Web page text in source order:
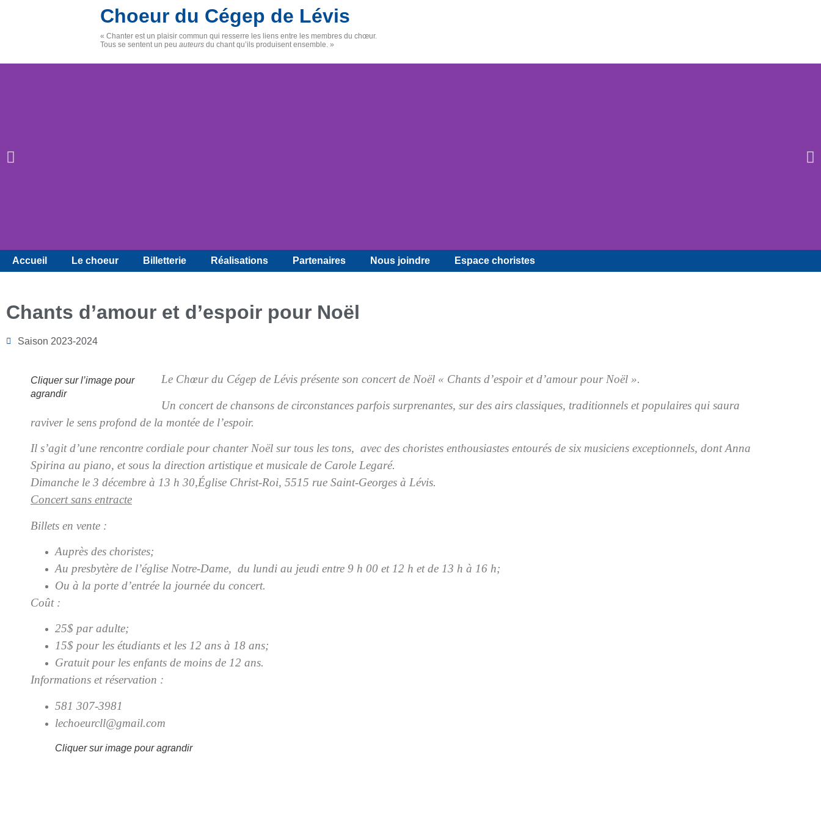
Choeur du Cégep de Lévis
« Chanter est un plaisir commun qui resserre les liens entre les membres du chœur.
Tous se sentent un peu auteursdu chant qu’ils produisent ensemble. »
Accueil Le choeur Billetterie Réalisations Partenaires Nous joindre Espace choristes
Chants d’amour et d’espoir pour Noël
Saison 2023-2024
Cliquer sur l’image pour
agrandir
Le Chœur du Cégep de Lévis présente son concert de Noël « Chants d’espoir et d’amour pour Noël ».
Un concert de chansons de circonstances parfois surprenantes, sur des airs classiques, traditionnels et populaires qui saura
raviver le sens profond de la montée de l’espoir.
Il s’agit d’une rencontre cordiale pour chanter Noël sur tous les tons, avec des choristes enthousiastes entourés de six musiciens exceptionnels, dont Anna
Spirina au piano, et sous la direction artistique et musicale de Carole Legaré.
Dimanche le 3 décembre à 13 h 30,Église Christ-Roi, 5515 rue Saint-Georges à Lévis.
Concert sans entracte
Billets en vente :
Auprès des choristes;
Au presbytère de l’église Notre-Dame, du lundi au jeudi entre 9 h 00 et 12 h et de 13 h à 16 h;
Ou à la porte d’entrée la journée du concert.
Coût :
25$ par adulte;
15$ pour les étudiants et les 12 ans à 18 ans;
Gratuit pour les enfants de moins de 12 ans.
Informations et réservation :
581 307-3981
lechoeurcll@gmail.com
Cliquer sur image pour agrandir